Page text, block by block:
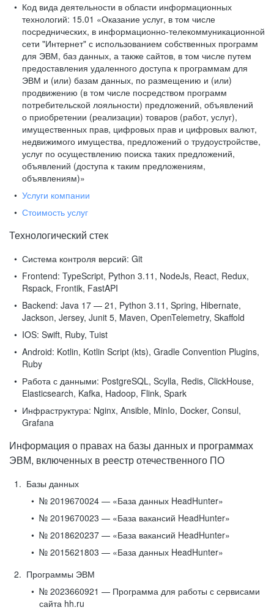
Код вида деятельности в области информационных
технологий: 15.01 «Оказание услуг, в том числе
посреднических, в информационно-телекоммуникационной
сети "Интернет" с использованием собственных программ
для ЭВМ, баз данных, а также сайтов, в том числе путем
предоставления удаленного доступа к программам для
ЭВМ и (или) базам данных, по размещению и (или)
продвижению (в том числе посредством программ
потребительской лояльности) предложений, объявлений
о приобретении (реализации) товаров (работ, услуг),
имущественных прав, цифровых прав и цифровых валют,
недвижимого имущества, предложений о трудоустройстве,
услуг по осуществлению поиска таких предложений,
объявлений (доступа к таким предложениям,
объявлениям)»
Услуги компании
Стоимость услуг
Технологический стек
Система контроля версий: Git
Frontend: TypeScript, Python 3.11, NodeJs, React, Redux,
Rspack, Frontik, FastAPI
Backend: Java 17 — 21, Python 3.11, Spring, Hibernate,
Jackson, Jersey, Junit 5, Maven, OpenTelemetry, Skaffold
IOS: Swift, Ruby, Tuist
Android: Kotlin, Kotlin Script (kts), Gradle Convention Plugins,
Ruby
Работа с данными: PostgreSQL, Scylla, Redis, ClickHouse,
Elasticsearch, Kafka, Hadoop, Flink, Spark
Инфраструктура: Nginx, Ansible, MinIo, Docker, Consul,
Grafana
Информация о правах на базы данных и программах
ЭВМ, включенных в реестр отечественного ПО
Базы данных
№ 2019670024 — «База данных HeadHunter»
№ 2019670023 — «База вакансий HeadHunter»
№ 2018620237 — «База вакансий HeadHunter»
№ 2015621803 — «База данных HeadHunter»
Программы ЭВМ
№ 2023660921 — Программа для работы с сервисами
сайта hh.ru